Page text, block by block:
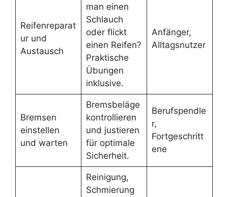
Reifenreparat
ur und
Austausch
man einen
Schlauch
oder flickt
einen Reifen?
Praktische
Übungen
inklusive.
Anfänger,
Alltagsnutzer
Bremsen
einstellen
und warten
Bremsbeläge
kontrollieren
und justieren
für optimale
Sicherheit.
Berufspendle
r,
Fortgeschritt
ene
Reinigung,
Schmierung